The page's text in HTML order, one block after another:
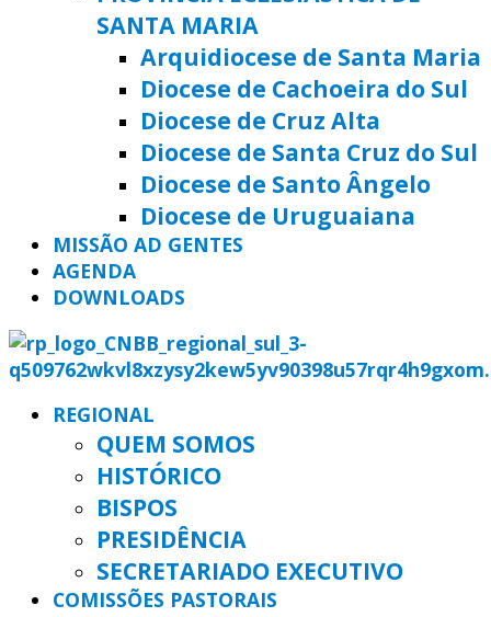
SANTA MARIA
Arquidiocese de Santa Maria
Diocese de Cachoeira do Sul
Diocese de Cruz Alta
Diocese de Santa Cruz do Sul
Diocese de Santo Ângelo
Diocese de Uruguaiana
MISSÃO AD GENTES
AGENDA
DOWNLOADS
REGIONAL
QUEM SOMOS
HISTÓRICO
BISPOS
PRESIDÊNCIA
SECRETARIADO EXECUTIVO
COMISSÕES PASTORAIS